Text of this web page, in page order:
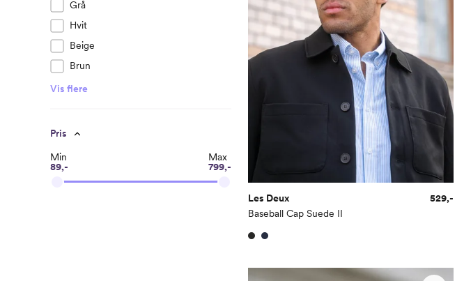
Grå
Hvit
Beige
Brun
Vis flere
Pris
Min
89,-
Max
799,-
Les Deux
Baseball Cap Suede II
529,-